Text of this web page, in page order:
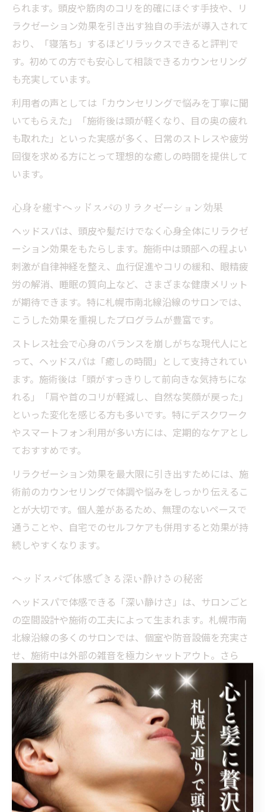
られます。頭皮や筋肉のコリを的確にほぐす手技や、リ
ラクゼーション効果を引き出す独自の手法が導入されて
おり、「寝落ち」するほどリラックスできると評判で
す。初めての方でも安心して相談できるカウンセリング
も充実しています。
利用者の声としては「カウンセリングで悩みを丁寧に聞
いてもらえた」「施術後は頭が軽くなり、目の奥の疲れ
も取れた」といった実感が多く、日常のストレスや疲労
回復を求める方にとって理想的な癒しの時間を提供して
います。
心身を癒すヘッドスパのリラクゼーション効果
ヘッドスパは、頭皮や髪だけでなく心身全体にリラクゼ
ーション効果をもたらします。施術中は頭部への程よい
刺激が自律神経を整え、血行促進やコリの緩和、眼精疲
労の解消、睡眠の質向上など、さまざまな健康メリット
が期待できます。特に札幌市南北線沿線のサロンでは、
こうした効果を重視したプログラムが豊富です。
ストレス社会で心身のバランスを崩しがちな現代人にと
って、ヘッドスパは「癒しの時間」として支持されてい
ます。施術後は「頭がすっきりして前向きな気持ちにな
れる」「肩や首のコリが軽減し、自然な笑顔が戻った」
といった変化を感じる方も多いです。特にデスクワーク
やスマートフォン利用が多い方には、定期的なケアとし
ておすすめです。
リラクゼーション効果を最大限に引き出すためには、施
術前のカウンセリングで体調や悩みをしっかり伝えるこ
とが大切です。個人差があるため、無理のないペースで
通うことや、自宅でのセルフケアも併用すると効果が持
続しやすくなります。
ヘッドスパで体感できる深い静けさの秘密
ヘッドスパで体感できる「深い静けさ」は、サロンごと
の空間設計や施術の工夫によって生まれます。札幌市南
北線沿線の多くのサロンでは、個室や防音設備を充実さ
せ、施術中は外部の雑音を極力シャットアウト。さら
に、ゆったりとしたリクライニングチェアや照明、アロ
マの香りなど、五感に訴える演出が非日常感を高めてい
ます。
この「静けさ」がもたらす効果は大きく、心身が自然と
緩み、本来の自分にリセットできる貴重な時間となりま
す。特に「寝落ち」するほどのリラックス体験は、日々
のストレスを忘れさせると人気です。施術後は頭だけで
なく体全体が軽くなったような爽快感が得られるのも特